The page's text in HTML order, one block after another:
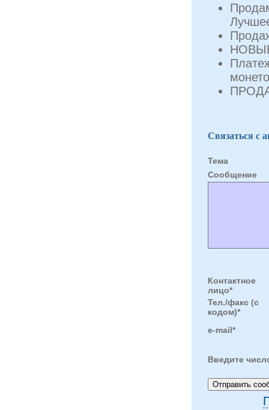
Связаться с
Тема
Cообщение
Контактное
лицо*
Тел./факс (с
кодом)*
e-mail*
Введите